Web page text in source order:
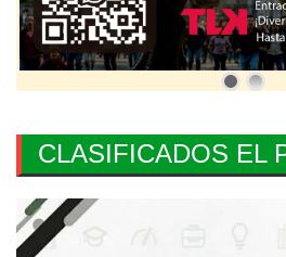
CLASIFICADOS EL